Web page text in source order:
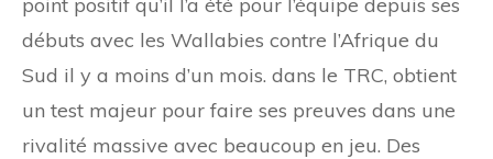
débuts avec les Wallabies contre l’Afrique du
Sud il y a moins d’un mois. dans le TRC, obtient
un test majeur pour faire ses preuves dans une
rivalité massive avec beaucoup en jeu. Des